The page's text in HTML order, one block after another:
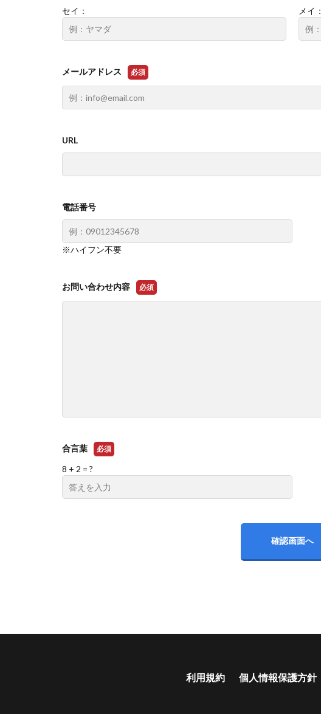
セイ： メイ：
メールアドレス 必須
URL
電話番号
※ハイフン不要
お問い合わせ内容 必須
合言葉 必須
8 + 2 = ?
確認画面へ
利用規約 個人情報保護方針